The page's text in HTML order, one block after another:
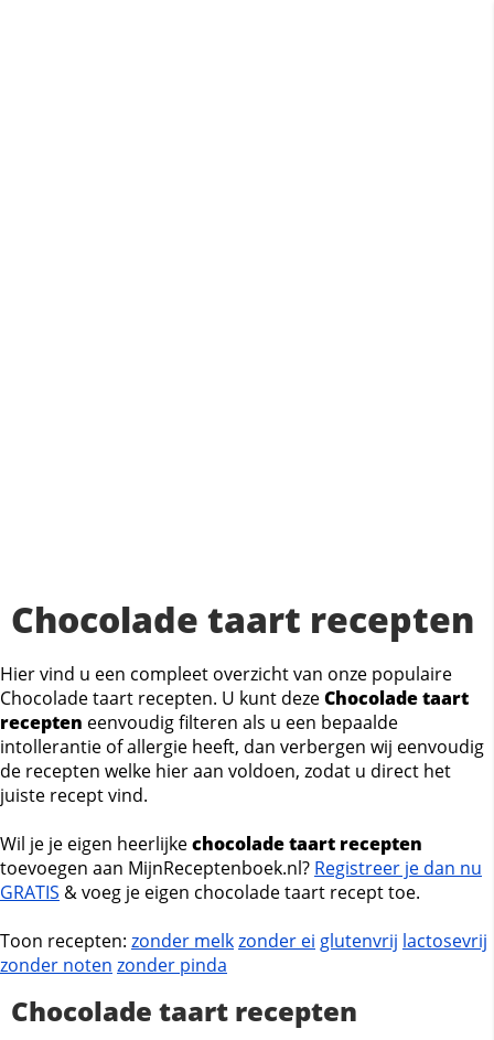
Chocolade taart recepten
Hier vind u een compleet overzicht van onze populaire
Chocolade taart recepten. U kunt dezeChocolade taart
recepten eenvoudig filteren als u een bepaalde
intollerantie of allergie heeft, dan verbergen wij eenvoudig
de recepten welke hier aan voldoen, zodat u direct het
juiste recept vind.
Wil je je eigen heerlijkechocolade taart recepten
toevoegen aan MijnReceptenboek.nl? Registreer je dan nu
GRATIS & voeg je eigen chocolade taart recept toe.
Toon recepten: zonder melkzonder ei glutenvrij lactosevrij
zonder noten zonder pinda
Chocolade taart recepten